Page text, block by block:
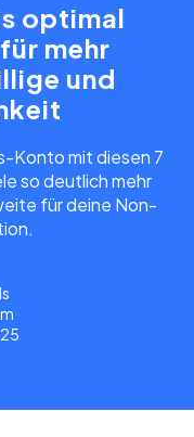
optimal
mehr
und
Konto mit diesen 7
so deutlich mehr
für deine Non-